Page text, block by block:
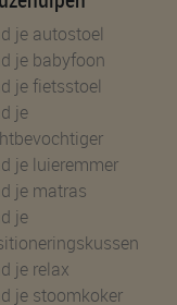
je autostoel
je babyfoon
je fietsstoel
je
je luieremmer
je matras
je
je relax
je stoomkoker